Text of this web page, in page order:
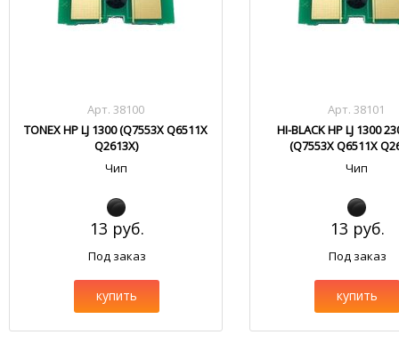
Арт. 38100
TONEX HP LJ 1300 (Q7553X Q6511X
Q2613X)
Чип
13 руб.
Под заказ
купить
Арт. 38101
HI-BLACK HP LJ 1300
(Q7553X Q6511X
Чип
13 руб.
Под заказ
купить